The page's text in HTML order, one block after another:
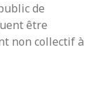
de
être
non collectif à